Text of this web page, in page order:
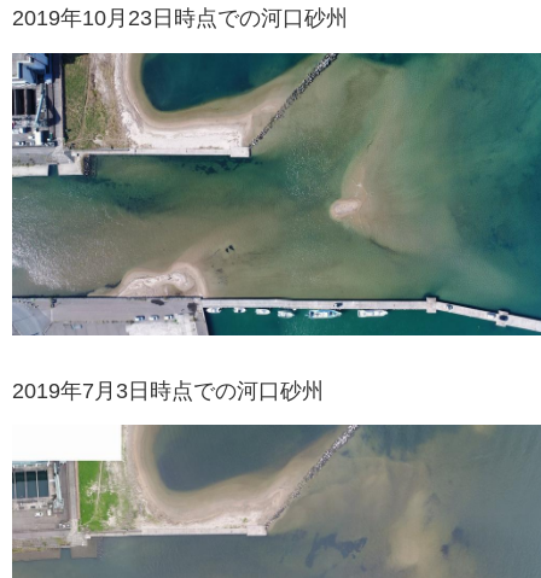
2019年10月23日時点での河口砂州
2019年7月3日時点での河口砂州